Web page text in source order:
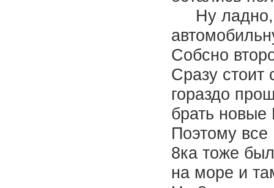
Ну ладно,
Собсно
Сразу стоит
гораздо
брать новые
Поэтому
8ка тоже
на море и